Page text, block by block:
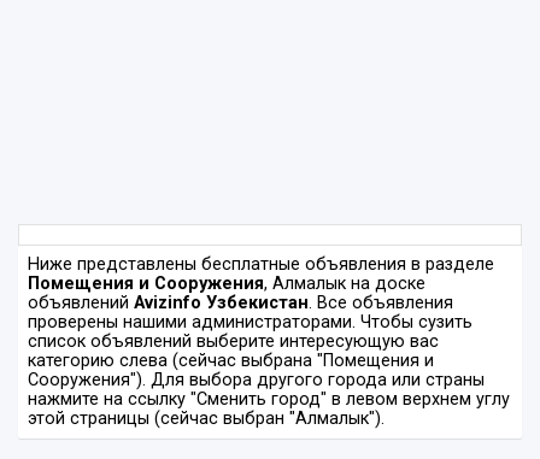
Ниже представлены бесплатные объявления в разделе
Помещения и Сооружения, Алмалык на доске
объявлений Avizinfo Узбекистан. Все объявления
проверены нашими администраторами. Чтобы сузить
список объявлений выберите интересующую вас
категорию слева (сейчас выбрана "Помещения и
Сооружения"). Для выбора другого города или страны
нажмите на ссылку "Сменить город" в левом верхнем углу
этой страницы (сейчас выбран "Алмалык").